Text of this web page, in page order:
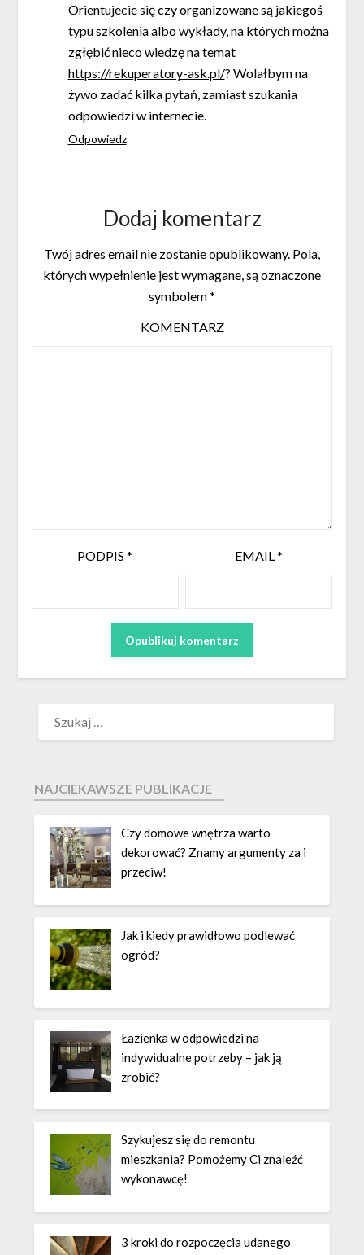
Orientujecie się czy organizowane są jakiegoś
typu szkolenia albo wykłady, na których można
zgłębić nieco wiedzę na temat
https://rekuperatory-ask.pl/? Wolałbym na
żywo zadać kilka pytań, zamiast szukania
odpowiedzi w internecie.
Odpowiedz
Dodaj komentarz
Twój adres email nie zostanie opublikowany. Pola,
których wypełnienie jest wymagane, są oznaczone
symbolem*
KOMENTARZ
PODPIS* EMAIL*
NAJCIEKAWSZE PUBLIKACJE
Czy domowe wnętrza warto
dekorować? Znamy argumenty za i
przeciw!
Jak i kiedy prawidłowo podlewać
ogród?
Łazienka w odpowiedzi na
indywidualne potrzeby – jak ją
zrobić?
Szykujesz się do remontu
mieszkania? Pomożemy Ci znaleźć
wykonawcę!
3 kroki do rozpoczęcia udanego